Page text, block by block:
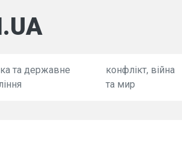
та державне
конфлікт, війна
та мир